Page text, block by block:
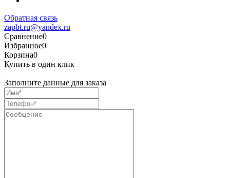
Обратная связь
zapbt.ru@yandex.ru
Сравнение0
Избранное0
Корзина0
Купить в один клик
Заполните данные для заказа